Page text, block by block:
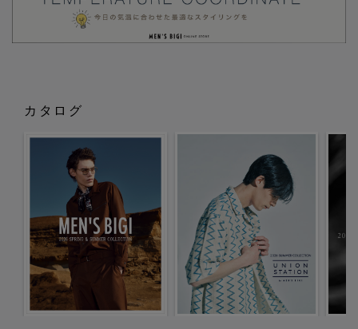
カタログ